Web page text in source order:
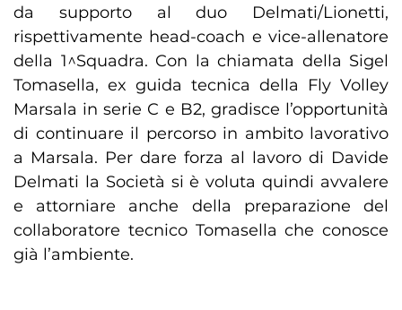
da supporto al duo Delmati/Lionetti,
rispettivamente head-coach e vice-allenatore
della 1^Squadra. Con la chiamata della Sigel
Tomasella, ex guida tecnica della Fly Volley
Marsala in serie C e B2, gradisce l’opportunità
di continuare il percorso in ambito lavorativo
a Marsala. Per dare forza al lavoro di Davide
Delmati la Società si è voluta quindi avvalere
e attorniare anche della preparazione del
collaboratore tecnico Tomasella che conosce
già l’ambiente.